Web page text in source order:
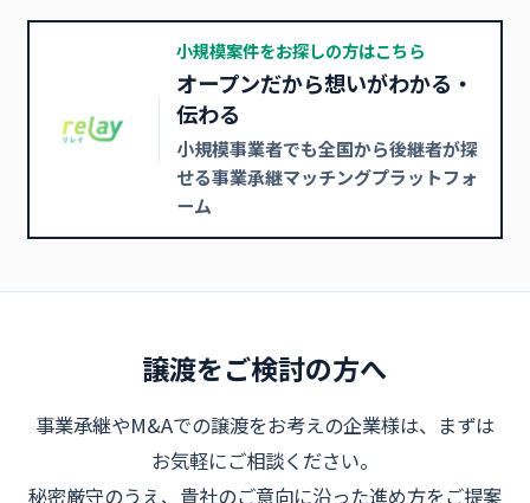
小規模案件をお探しの方はこちら
オープンだから想いがわかる・
伝わる
小規模事業者でも全国から後継者が探
せる事業承継マッチングプラットフォ
ーム
譲渡をご検討の方へ
事業承継やM&Aでの譲渡をお考えの企業様は、まずは
お気軽にご相談ください。
秘密厳守のうえ、貴社のご意向に沿った進め方をご提案